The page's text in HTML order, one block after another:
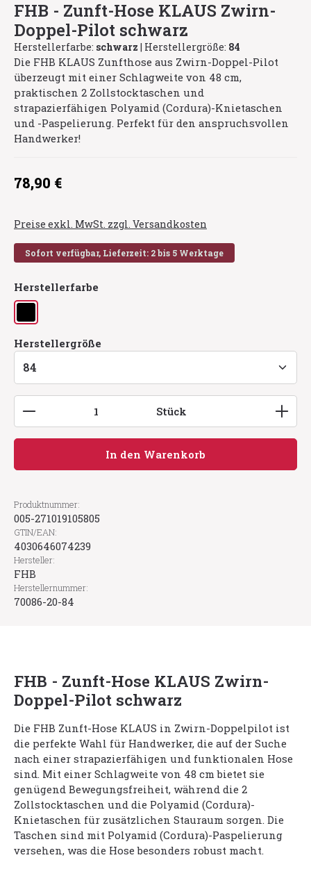
FHB - Zunft-Hose KLAUS Zwirn-
Doppel-Pilot schwarz
Herstellerfarbe: schwarz | Herstellergröße: 84
Die FHB KLAUS Zunfthose aus Zwirn-Doppel-Pilot
überzeugt mit einer Schlagweite von 48 cm,
praktischen 2 Zollstocktaschen und
strapazierfähigen Polyamid (Cordura)-Knietaschen
und -Paspelierung. Perfekt für den anspruchsvollen
Handwerker!
Regulärer Preis:
78,90 €
Preise exkl. MwSt. zzgl. Versandkosten
Sofort verfügbar, Lieferzeit: 2 bis 5 Werktage
Herstellerfarbe
schwarz
Herstellergröße
Produkt Anzahl: Gib den gewünschten Wert
Stück
In den Warenkorb
Produktnummer:
005-271019105805
GTIN/EAN:
4030646074239
Hersteller:
FHB
Herstellernummer:
70086-20-84
FHB - Zunft-Hose KLAUS Zwirn-
Doppel-Pilot schwarz
Die FHB Zunft-Hose KLAUS in Zwirn-Doppelpilot ist
die perfekte Wahl für Handwerker, die auf der Suche
nach einer strapazierfähigen und funktionalen Hose
sind. Mit einer Schlagweite von 48 cm bietet sie
genügend Bewegungsfreiheit, während die 2
Zollstocktaschen und die Polyamid (Cordura)-
Knietaschen für zusätzlichen Stauraum sorgen. Die
Taschen sind mit Polyamid (Cordura)-Paspelierung
versehen, was die Hose besonders robust macht.